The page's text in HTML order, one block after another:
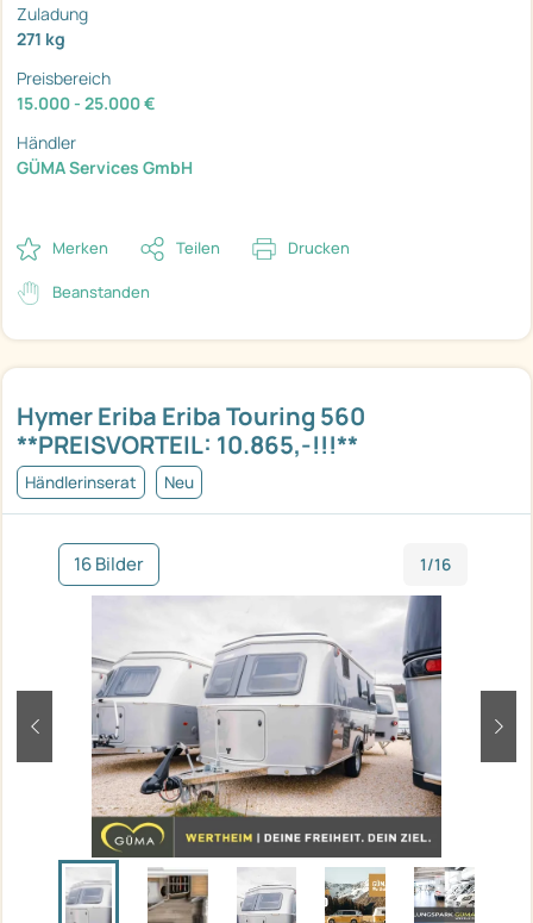
Hymer Eriba Eriba Touring 560
**PREISVORTEIL: 10.865,-!!!**
Händlerinserat Neu
16 Bilder 1/16
zurück
Zuladung
271 kg
Preisbereich
15.000 - 25.000 €
Händler
GÜMA Services GmbH
Merken Teilen Drucken
Beanstanden